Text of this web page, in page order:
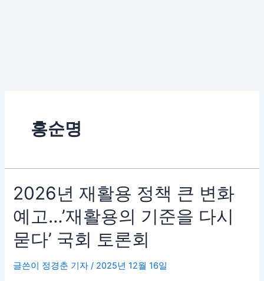
홍순명
2026년 재활용 정책 큰 변화
예고…’재활용의 기준을 다시
묻다’ 국회 토론회
글쓴이 정경춘 기자/ 2025년 12월 16일
2026
년
재
용
책